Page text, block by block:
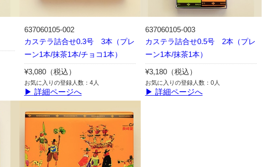
637060105-002
カステラ詰合せ0.3号 3本（プレ
ーン1本/抹茶1本/チョコ1本）
¥3,080（税込）
お気に入りの登録人数：4人
▶ 詳細ページへ
637060105-003
カステラ詰合せ0.5号 2本（プレ
ーン1本/抹茶1本）
¥3,180（税込）
お気に入りの登録人数：0人
▶ 詳細ページへ